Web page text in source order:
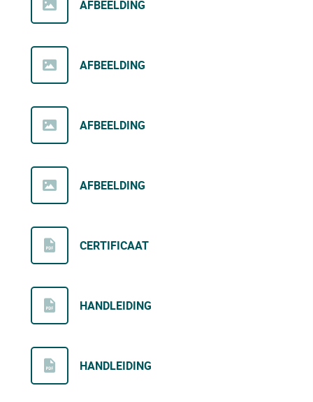
AFBEELDING
AFBEELDING
AFBEELDING
AFBEELDING
CERTIFICAAT
HANDLEIDING
HANDLEIDING